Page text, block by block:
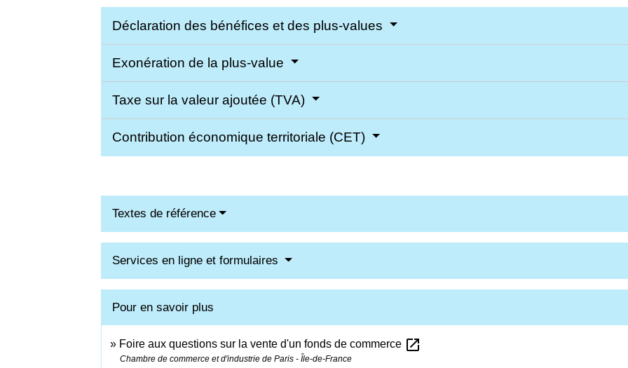
Déclaration des bénéfices et des plus-values
Exonération de la plus-value
Taxe sur la valeur ajoutée (TVA)
Contribution économique territoriale (CET)
Textes de référence
Services en ligne et formulaires
Pour en savoir plus
Foire aux questions sur la vente d'un fonds de commerce open_in_new
Chambre de commerce et d'industrie de Paris - Île-de-France